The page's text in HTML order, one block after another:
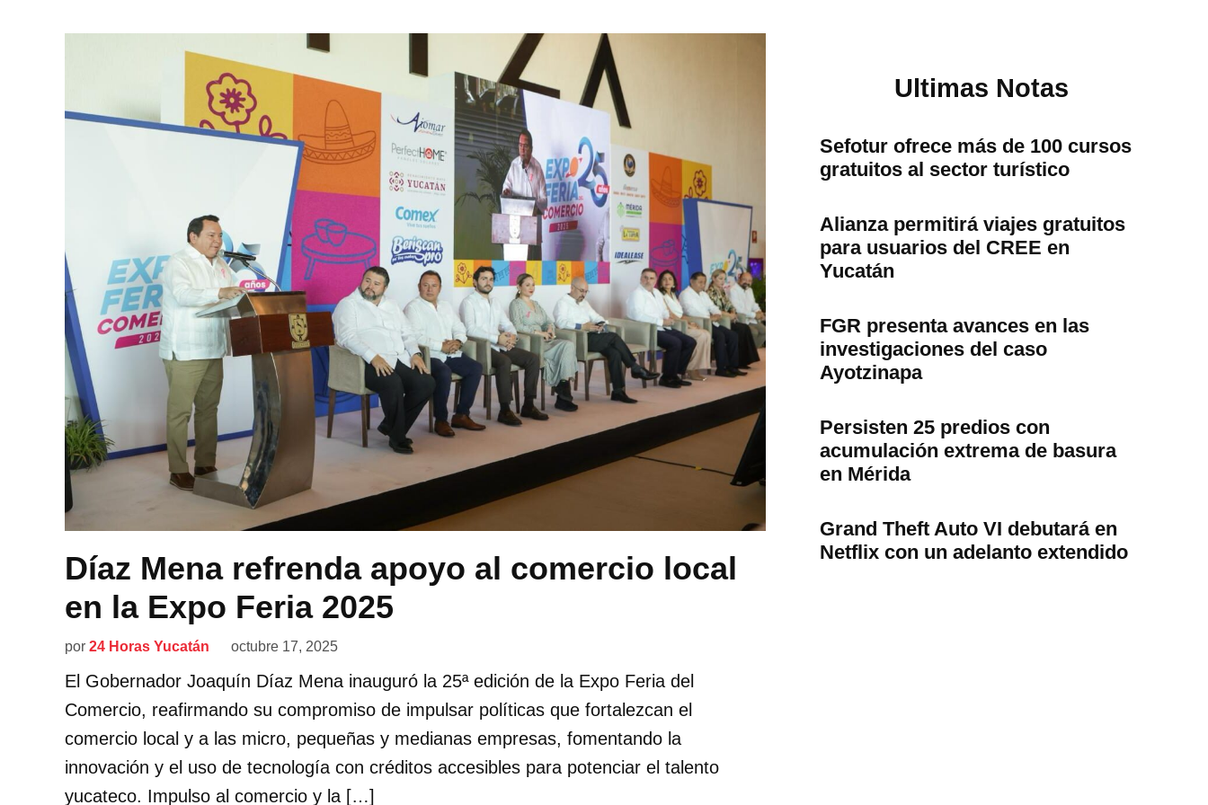
Díaz Mena refrenda apoyo al comercio local
en la Expo Feria 2025
por 24 Horas Yucatán octubre 17, 2025
El Gobernador Joaquín Díaz Mena inauguró la 25ª edición de la Expo Feria del
Comercio, reafirmando su compromiso de impulsar políticas que fortalezcan el
comercio local y a las micro, pequeñas y medianas empresas, fomentando la
innovación y el uso de tecnología con créditos accesibles para potenciar el talento
yucateco. Impulso al comercio y la […]
Ultimas Notas
Sefotur ofrece más de 100 cursos
gratuitos al sector turístico
Alianza permitirá viajes gratuitos
para usuarios del CREE en
Yucatán
FGR presenta avances en las
investigaciones del caso
Ayotzinapa
Persisten 25 predios con
acumulación extrema de basura
en Mérida
Grand Theft Auto VI debutará en
Netflix con un adelanto extendido